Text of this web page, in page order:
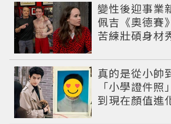
變性後迎事業
佩吉《奧德賽
苦練壯碩身材
真的是從小帥
「小學證件
到現在顏值進